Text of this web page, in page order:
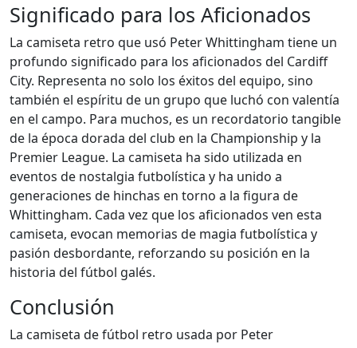
Significado para los Aficionados
La camiseta retro que usó Peter Whittingham tiene un
profundo significado para los aficionados del Cardiff
City. Representa no solo los éxitos del equipo, sino
también el espíritu de un grupo que luchó con valentía
en el campo. Para muchos, es un recordatorio tangible
de la época dorada del club en la Championship y la
Premier League. La camiseta ha sido utilizada en
eventos de nostalgia futbolística y ha unido a
generaciones de hinchas en torno a la figura de
Whittingham. Cada vez que los aficionados ven esta
camiseta, evocan memorias de magia futbolística y
pasión desbordante, reforzando su posición en la
historia del fútbol galés.
Conclusión
La camiseta de fútbol retro usada por Peter